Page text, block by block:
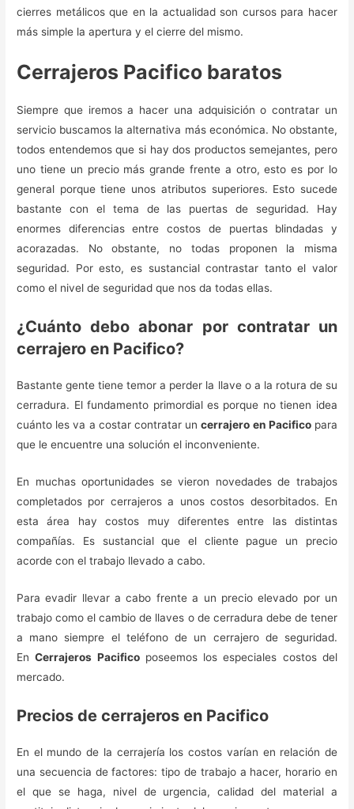
cierres metálicos que en la actualidad son cursos para hacer
más simple la apertura y el cierre del mismo.
Cerrajeros Pacifico baratos
Siempre que iremos a hacer una adquisición o contratar un
servicio buscamos la alternativa más económica. No obstante,
todos entendemos que si hay dos productos semejantes, pero
uno tiene un precio más grande frente a otro, esto es por lo
general porque tiene unos atributos superiores. Esto sucede
bastante con el tema de las puertas de seguridad. Hay
enormes diferencias entre costos de puertas blindadas y
acorazadas. No obstante, no todas proponen la misma
seguridad. Por esto, es sustancial contrastar tanto el valor
como el nivel de seguridad que nos da todas ellas.
¿Cuánto debo abonar por contratar un
cerrajero en Pacifico?
Bastante gente tiene temor a perder la llave o a la rotura de su
cerradura. El fundamento primordial es porque no tienen idea
cuánto les va a costar contratar uncerrajero en Pacificopara
que le encuentre una solución el inconveniente.
En muchas oportunidades se vieron novedades de trabajos
completados por cerrajeros a unos costos desorbitados. En
esta área hay costos muy diferentes entre las distintas
compañías. Es sustancial que el cliente pague un precio
acorde con el trabajo llevado a cabo.
Para evadir llevar a cabo frente a un precio elevado por un
trabajo como el cambio de llaves o de cerradura debe de tener
a mano siempre el teléfono de un cerrajero de seguridad.
EnCerrajeros Pacificoposeemos los especiales costos del
mercado.
Precios de cerrajeros en Pacifico
En el mundo de la cerrajería los costos varían en relación de
una secuencia de factores: tipo de trabajo a hacer, horario en
el que se haga, nivel de urgencia, calidad del material a